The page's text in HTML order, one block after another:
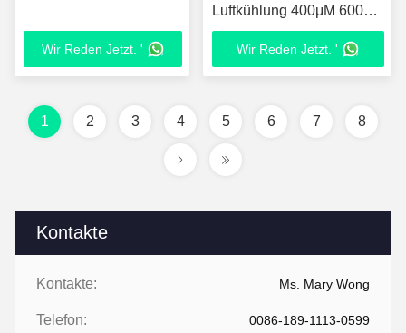
Kontakte
Kontakte: Ms. Mary Wong
Telefon: 0086-189-1113-0599
Wir Reden Jetzt. '
Luftkühlung 400μM 600μM
800μM
Faserkerndurchmesser
Wir Reden Jetzt. '
1 2 3 4 5 6 7 8